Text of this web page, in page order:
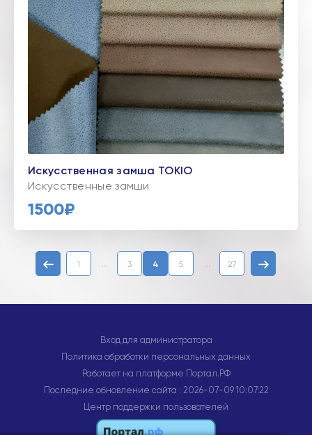
Искусственная замша TOKIO
Искусственные замши
1500₽
1 ... 3 4 5 ... 27
Вход для администратора
Политика обработки персональных данных
Работает на платформе Портал.РФ
Последние обновление сайта : 2026-07-09 10:07:22
Центр поддержки пользователей